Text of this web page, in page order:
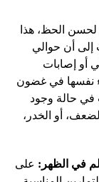
لحسن الحظ، هذا
إلى أن حوالي
أو إصابات
نفسها في غضون
في حالة وجود
أو الخدر،
على